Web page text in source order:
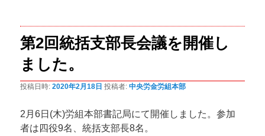
ビ
ゲ
ー
シ
ョ
第2回統括支部長会議を開催し
ました。
投稿日時:2020年2月18日 投稿者:中央労金労組本部
2月6日(木)労組本部書記局にて開催しました。参加
者は四役9名、統括支部長8名。